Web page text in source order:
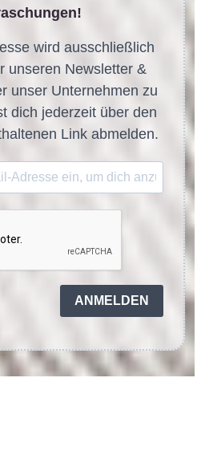
wird ausschließlich
unseren Newsletter &
unser Unternehmen zu
dich jederzeit über den
Link abmelden.
ANMELDEN